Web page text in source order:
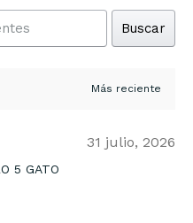
Buscar
31 julio, 2026
5 GATO